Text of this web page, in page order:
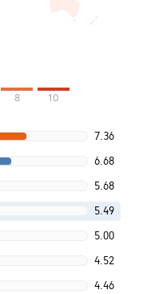
8 10
7.36
6.68
5.68
5.49
5.00
4.52
4.46